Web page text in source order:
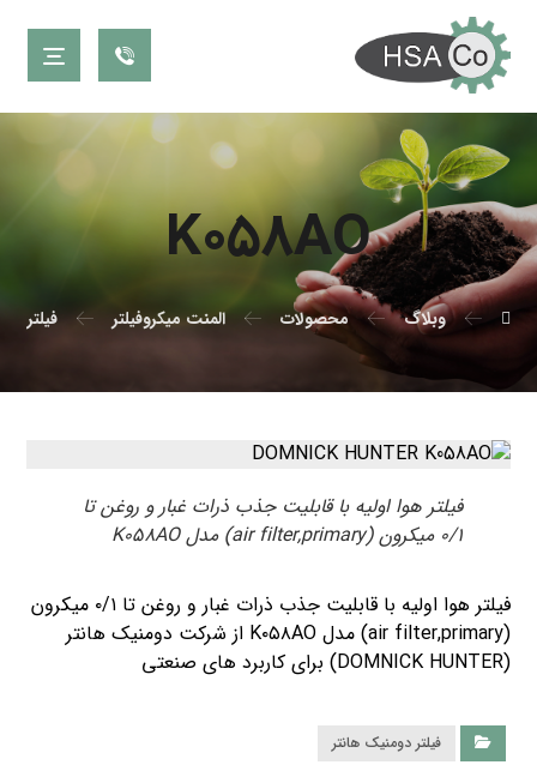
K۰۵۸AO
وبلاگ محصولات المنت میکروفیلتر فیلتر
فیلتر هوا اولیه با قابلیت جذب ذرات غبار و روغن تا
۰/۱ میکرون (air filter,primary) مدل K۰۵۸AO
فیلتر هوا اولیه با قابلیت جذب ذرات غبار و روغن تا ۰/۱ میکرون
(air filter,primary) مدل K۰۵۸AO از شرکت دومنیک هانتر
(DOMNICK HUNTER) برای کاربرد های صنعتی
فیلتر دومنیک هانتر